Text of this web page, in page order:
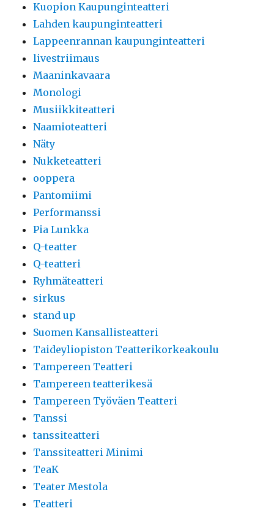
Kuopion Kaupunginteatteri
Lahden kaupunginteatteri
Lappeenrannan kaupunginteatteri
livestriimaus
Maaninkavaara
Monologi
Musiikkiteatteri
Naamioteatteri
Näty
Nukketeatteri
ooppera
Pantomiimi
Performanssi
Pia Lunkka
Q-teatter
Q-teatteri
Ryhmäteatteri
sirkus
stand up
Suomen Kansallisteatteri
Taideyliopiston Teatterikorkeakoulu
Tampereen Teatteri
Tampereen teatterikesä
Tampereen Työväen Teatteri
Tanssi
tanssiteatteri
Tanssiteatteri Minimi
TeaK
Teater Mestola
Teatteri